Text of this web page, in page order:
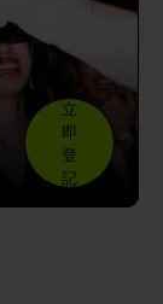
立
即
登
記